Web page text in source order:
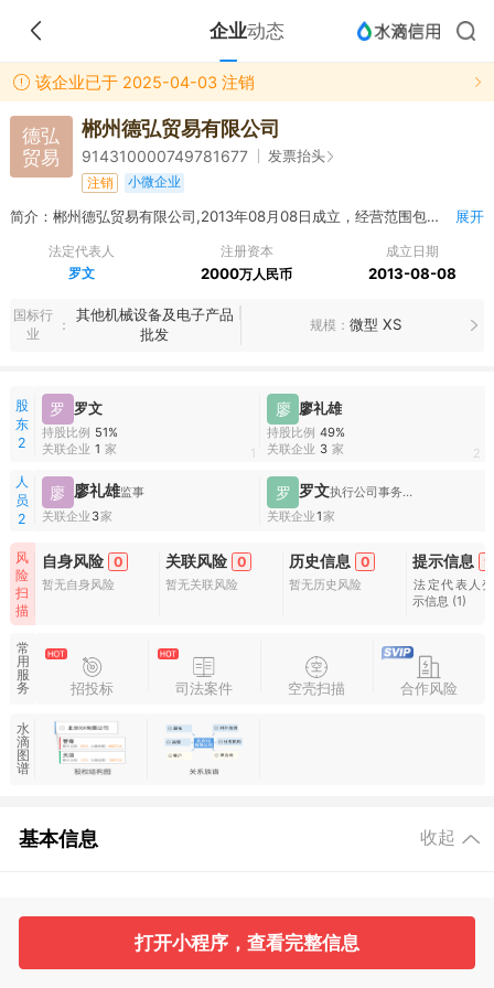
企业动态
该企业已于 2025-04-03 注销
德弘
贸易
郴州德弘贸易有限公司
914310000749781677 发票抬头
注销 小微企业
简介：郴州德弘贸易有限公司,2013年08月08日成立，经营范围包括其他机械设备及电子产品批发；建材批发；五金产品、电线电缆、钢材、砂石、碎石、河沙、水泥、防水建筑材料、环保设备、金属材料、收藏品（象牙制品除外）的销售；有色金属批发（不含危险化学品）；土石方工程服务。（依法须经批准的项目，经相关部门批准后方可开展经营活动） 展开
法定代表人
罗文
注册资本
2000万人民币
成立日期
2013-08-08
国标行
业
其他机械设备及电子产品
批发
规模 微型 XS
股
东
2
罗 罗文
持股比例 51%
关联企业 1 家 1
廖 廖礼雄
持股比例 49%
关联企业 3 家 2
人
员
2
廖 廖礼雄监事
关联企业 3家
罗 罗文
执行公司事务的董事,经理
关联企业1家
风
险
扫
描
自身风险 0
暂无自身风险
关联风险 0
暂无关联风险
历史信息 0
暂无历史风险
提示信息 9
法定代表人
示信息 (1)
常
用
服
务
招投标 司法案件 空壳扫描 合作风险
水
滴
图
谱
基本信息 收起
股东信息 主要人员
打开小程序，查看完整信息